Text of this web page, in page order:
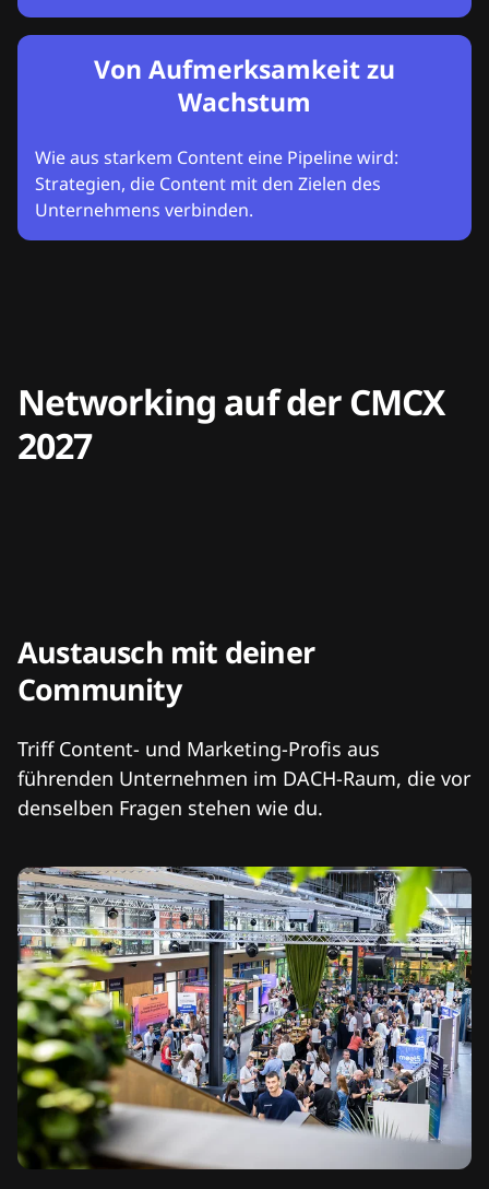
Von Aufmerksamkeit zu
Wachstum
Wie aus starkem Content eine Pipeline wird:
Strategien, die Content mit den Zielen des
Unternehmens verbinden.
Networking auf der CMCX
2027
Austausch mit deiner
Community
Triff Content- und Marketing-Profis aus
führenden Unternehmen im DACH-Raum, die vor
denselben Fragen stehen wie du.